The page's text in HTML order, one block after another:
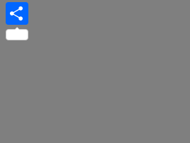
Pinterest
Share